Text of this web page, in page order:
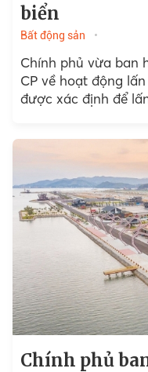
biển
Bất động sản
Chính phủ vừa ban
CP về hoạt động
được xác định để
Chính phủ